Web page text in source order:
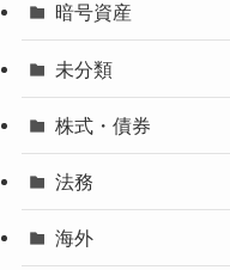
暗号資産
未分類
株式・債券
法務
海外